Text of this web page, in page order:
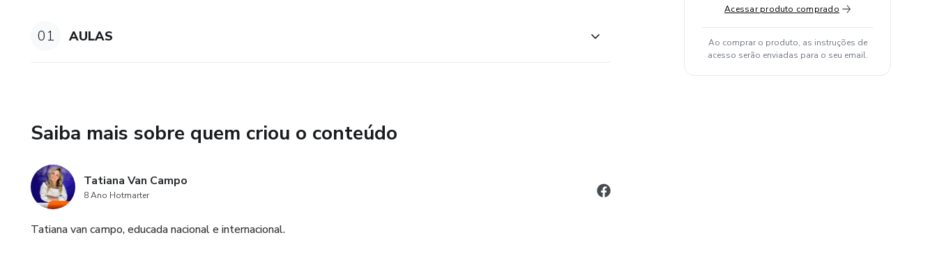
01 AULAS
Saiba mais sobre quem criou o conteúdo
Tatiana Van Campo
8 Ano Hotmarter
Tatiana van campo, educada nacional e internacional.
Acessar produto comprado
Ao comprar o produto, as instruções de
acesso serão enviadas para o seu email.